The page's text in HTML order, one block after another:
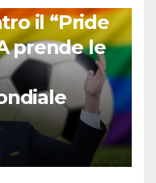
il “Pride
prende le